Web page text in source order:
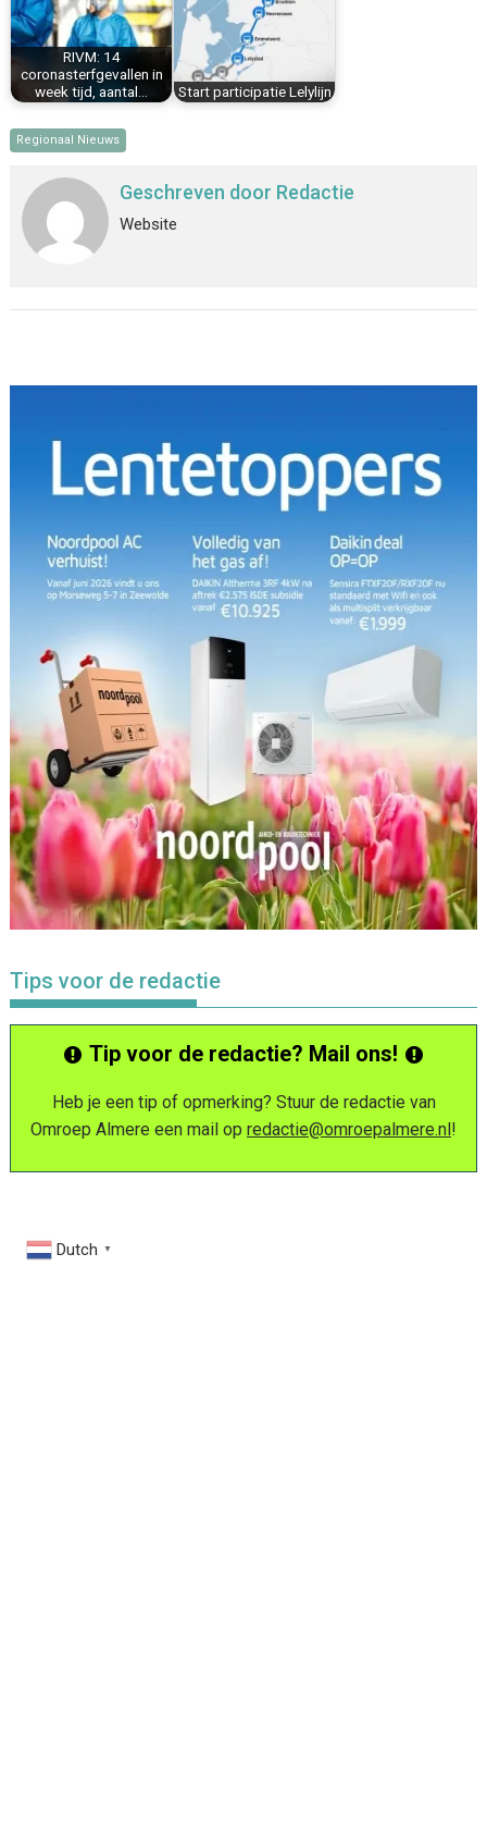
RIVM: 14
coronasterfgevallen in
week tijd, aantal…
Start participatie Lelylijn
Regionaal Nieuws
Geschreven door Redactie
Website
Tips voor de redactie
Tip voor de redactie? Mail ons!
Heb je een tip of opmerking? Stuur de redactie van
Omroep Almere een mail op redactie@omroepalmere.nl!
Dutch ▼